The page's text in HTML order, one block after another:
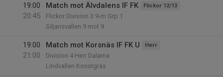
19:00
20:45
Match mot Älvdalens IF FK Flickor 12/13
Flickor Division 3 9-m Grp.1
Siljansvallen 9 mot 9
19:00
21:00
Match mot Korsnäs IF FK U Herr
Division 4 Herr Dalarna
Lindvallen Konstgräs